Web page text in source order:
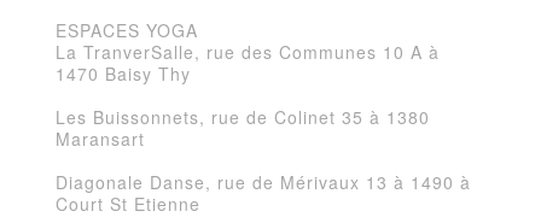
ESPACES YOGA
La TranverSalle, rue des Communes 10 A à
1470 Baisy Thy
Les Buissonnets, rue de Colinet 35 à 1380
Maransart
Diagonale Danse, rue de Mérivaux 13 à 1490 à
Court St Etienne